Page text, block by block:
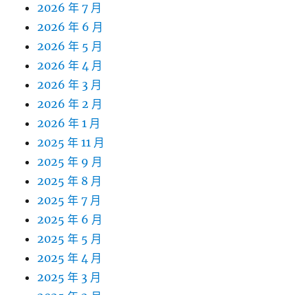
2026 年 7 月
2026 年 6 月
2026 年 5 月
2026 年 4 月
2026 年 3 月
2026 年 2 月
2026 年 1 月
2025 年 11 月
2025 年 9 月
2025 年 8 月
2025 年 7 月
2025 年 6 月
2025 年 5 月
2025 年 4 月
2025 年 3 月